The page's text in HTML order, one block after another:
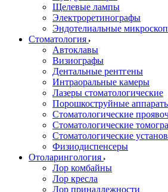
Щелевые лампы
Электроретинографы
Эндотелиальные
Стоматология
Автоклавы
Визиографы
Дентальные рентгены
Интраоральные камеры
Лазеры стоматологические
Порошкоструйные
Стоматологические
Стоматологические
Стоматологические
Физиодиспенсеры
Отоларингология
Лор комбайны
Лор кресла
Лор принадлежности